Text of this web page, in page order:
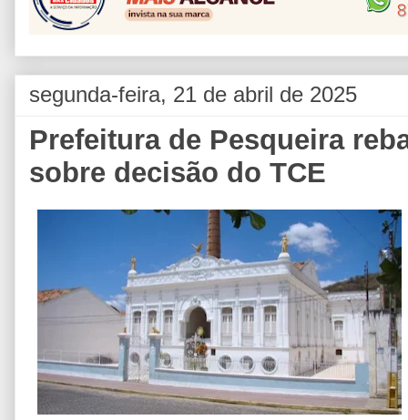
segunda-feira, 21 de abril de 2025
Prefeitura de Pesqueira
sobre decisão do TCE